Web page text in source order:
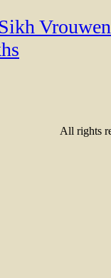
Vrouwen
All rights